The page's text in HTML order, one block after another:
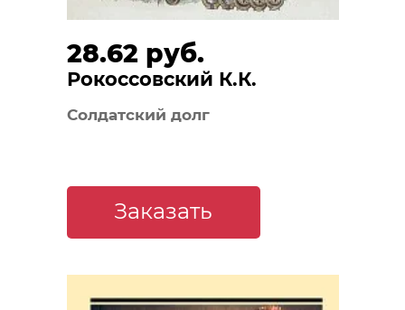
28.62 руб.
Рокоссовский К.К.
Солдатский долг
Заказать